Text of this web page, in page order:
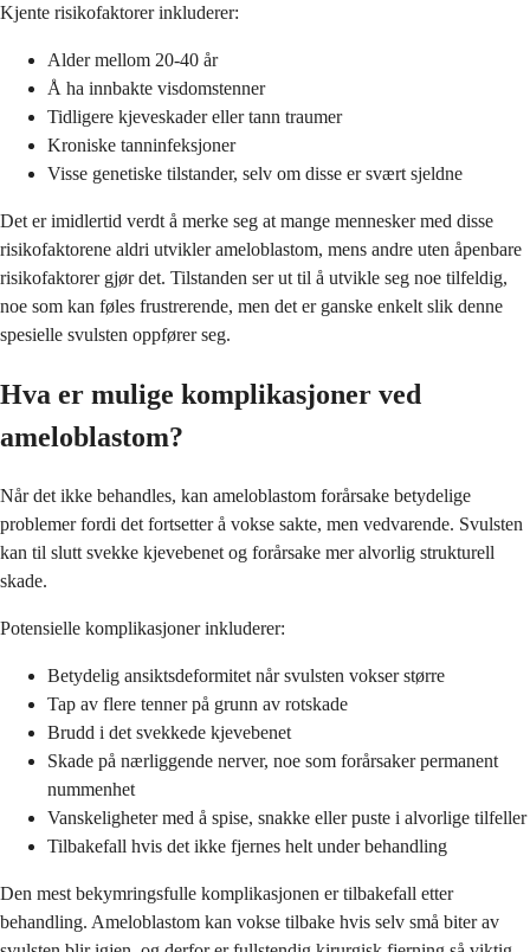
Kjente risikofaktorer inkluderer:
Alder mellom 20-40 år
Å ha innbakte visdomstenner
Tidligere kjeveskader eller tann traumer
Kroniske tanninfeksjoner
Visse genetiske tilstander, selv om disse er svært sjeldne
Det er imidlertid verdt å merke seg at mange mennesker med disse
risikofaktorene aldri utvikler ameloblastom, mens andre uten åpenbare
risikofaktorer gjør det. Tilstanden ser ut til å utvikle seg noe tilfeldig,
noe som kan føles frustrerende, men det er ganske enkelt slik denne
spesielle svulsten oppfører seg.
Hva er mulige komplikasjoner ved
ameloblastom?
Når det ikke behandles, kan ameloblastom forårsake betydelige
problemer fordi det fortsetter å vokse sakte, men vedvarende. Svulsten
kan til slutt svekke kjevebenet og forårsake mer alvorlig strukturell
skade.
Potensielle komplikasjoner inkluderer:
Betydelig ansiktsdeformitet når svulsten vokser større
Tap av flere tenner på grunn av rotskade
Brudd i det svekkede kjevebenet
Skade på nærliggende nerver, noe som forårsaker permanent
nummenhet
Vanskeligheter med å spise, snakke eller puste i alvorlige tilfeller
Tilbakefall hvis det ikke fjernes helt under behandling
Den mest bekymringsfulle komplikasjonen er tilbakefall etter
behandling. Ameloblastom kan vokse tilbake hvis selv små biter av